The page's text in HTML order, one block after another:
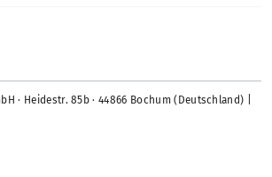
· Heidestr. 85b · 44866 Bochum (Deutschland) |